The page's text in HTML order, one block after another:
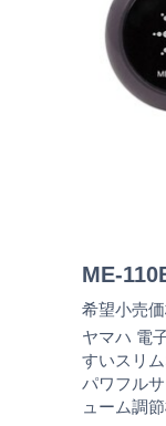
ME-
希望小売
ヤマハ 電
すいスリ
パワフル
ューム調